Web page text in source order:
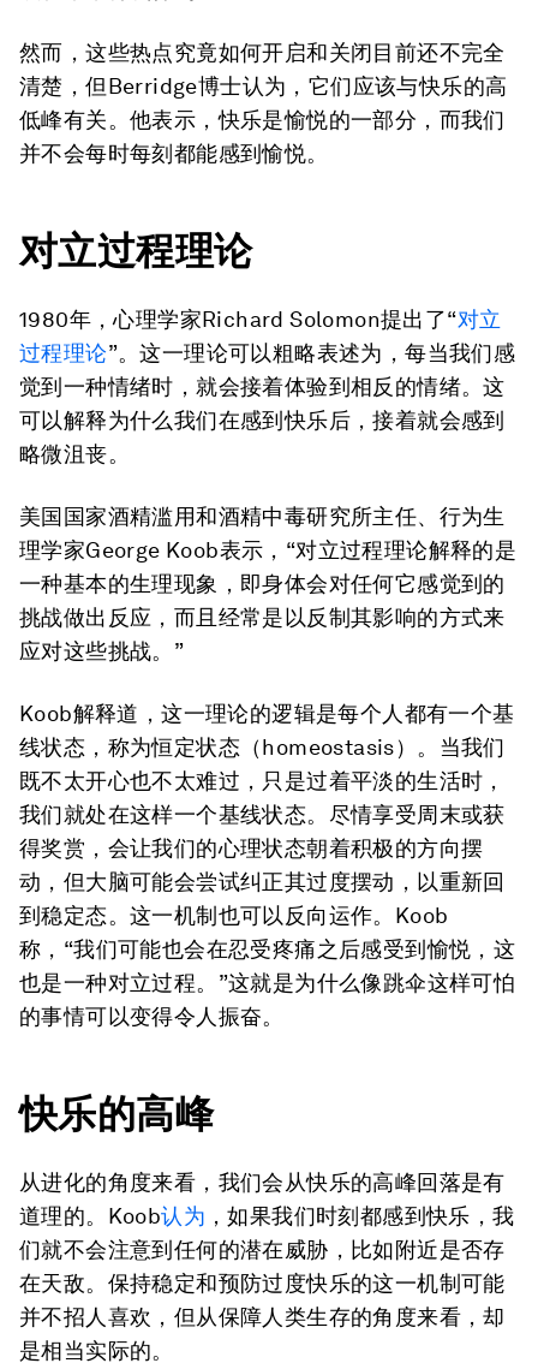
然而，这些热点究竟如何开启和关闭目前还不完全
清楚，但Berridge博士认为，它们应该与快乐的高
低峰有关。他表示，快乐是愉悦的一部分，而我们
并不会每时每刻都能感到愉悦。
对立过程理论
1980年，心理学家Richard Solomon提出了“对立
过程理论”。这一理论可以粗略表述为，每当我们感
觉到一种情绪时，就会接着体验到相反的情绪。这
可以解释为什么我们在感到快乐后，接着就会感到
略微沮丧。
美国国家酒精滥用和酒精中毒研究所主任、行为生
理学家George Koob表示，“对立过程理论解释的是
一种基本的生理现象，即身体会对任何它感觉到的
挑战做出反应，而且经常是以反制其影响的方式来
应对这些挑战。”
Koob解释道，这一理论的逻辑是每个人都有一个基
线状态，称为恒定状态（homeostasis）。当我们
既不太开心也不太难过，只是过着平淡的生活时，
我们就处在这样一个基线状态。尽情享受周末或获
得奖赏，会让我们的心理状态朝着积极的方向摆
动，但大脑可能会尝试纠正其过度摆动，以重新回
到稳定态。这一机制也可以反向运作。Koob
称，“我们可能也会在忍受疼痛之后感受到愉悦，这
也是一种对立过程。”这就是为什么像跳伞这样可怕
的事情可以变得令人振奋。
快乐的高峰
从进化的角度来看，我们会从快乐的高峰回落是有
道理的。Koob认为 ，如果我们时刻都感到快乐，我
们就不会注意到任何的潜在威胁，比如附近是否存
在天敌。 保持稳定和预防过度快乐的这一机制可能
并不招人喜欢，但从保障人类生存的角度来看，却
是相当实际的。